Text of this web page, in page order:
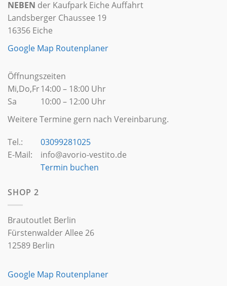
NEBEN der Kaufpark Eiche Auffahrt
Landsberger Chaussee 19
16356 Eiche
Google Map Routenplaner
Öffnungszeiten
Mi,Do,Fr
Sa
14:00 – 18:00 Uhr
10:00 – 12:00 Uhr
Weitere Termine gern nach Vereinbarung.
Tel.:
E-Mail:
03099281025
info@avorio-vestito.de
Termin buchen
SHOP 2
Brautoutlet Berlin
Fürstenwalder Allee 26
12589 Berlin
Google Map Routenplaner